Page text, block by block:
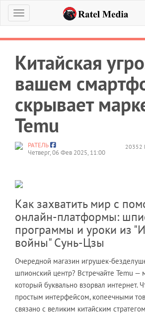
Меню
Китайская
вашем
скрывает
Temu
РАТЕЛЬ
Четверг, 06 Фев 2025, 11:00
Как захватить мир с
онлайн-платформы:
программы и уроки из
войны" Сунь-Цзы
Очередной магазин игрушек-
шпионский центр? Встречайте Temu —
который буквально взорвал интернет.
простым интерфейсом, копеечными
связано с великим китайским